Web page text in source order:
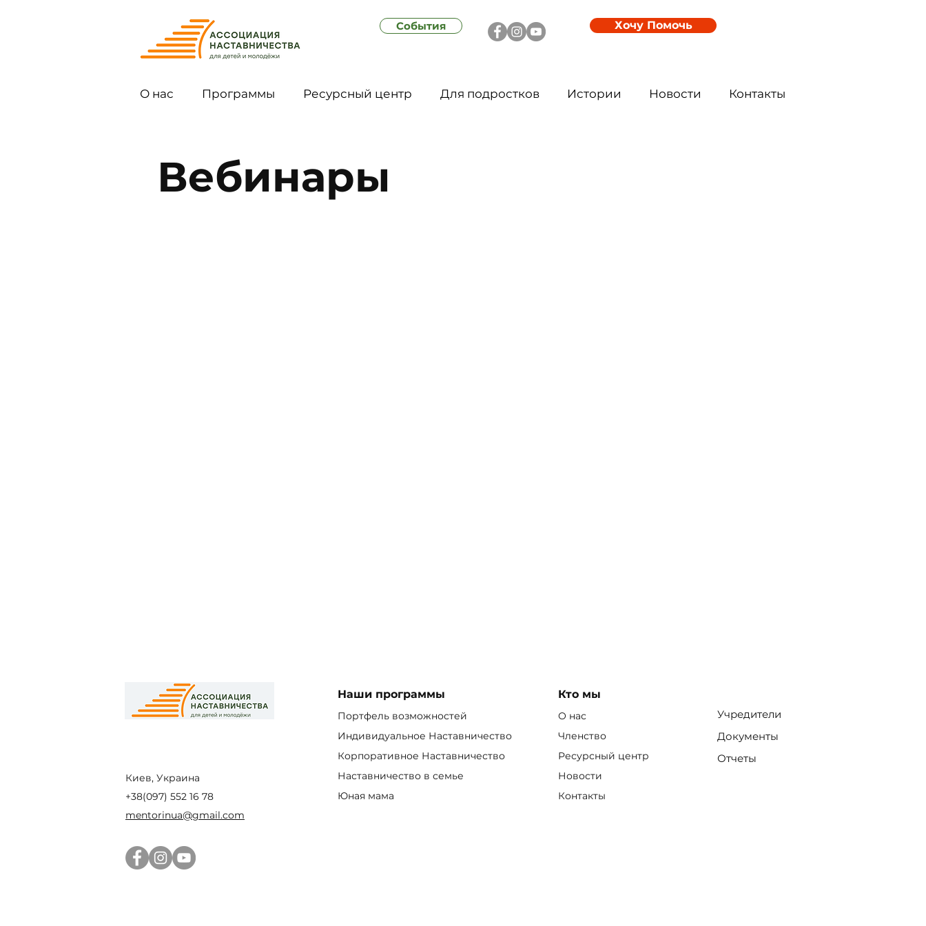
События Хочу Помочь
О нас Программы Ресурсный центр Для подростков Истории Новости Контакты
Вебинары
Киев, Украина
+38(097) 552 16 78
mentorinua@gmail.com
Наши программы
Портфель возможностей
Индивидуальное Наставничество
Корпоративное Наставничество
Наставничество в семье
Юная мама
Кто мы
О нас
Членство
Ресурсный центр
Новости
Контакты
Учредители
Документы
Отчеты